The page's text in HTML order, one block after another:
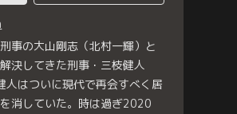
事の大山剛志（北村一輝）と
決してきた刑事・三枝健人
はついに現代で再会すべく居
消していた。時は過ぎ2020